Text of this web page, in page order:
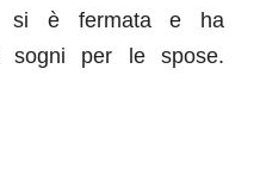
si è fermata e ha
sogni per le spose.